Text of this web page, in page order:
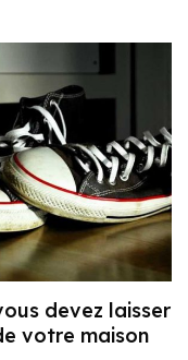
devez laisser
votre maison